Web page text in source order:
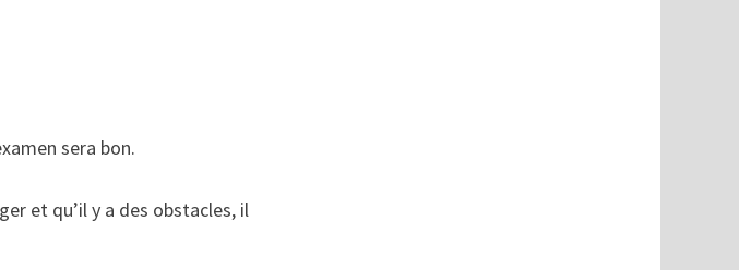
sera bon.
et qu’il y a des obstacles, il